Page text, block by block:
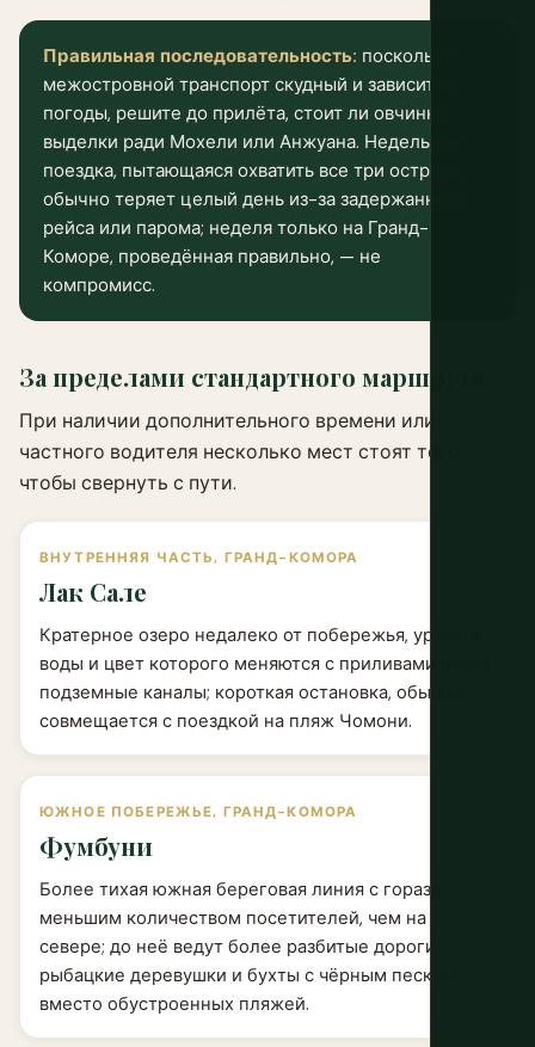
Правильная последовательность: поскольку
межостровной транспорт скудный и зависит от
погоды, решите до прилёта, стоит ли овчинка
выделки ради Мохели или Анжуана. Недельная
поездка, пытающаяся охватить все три острова,
обычно теряет целый день из-за задержанного
рейса или парома; неделя только на Гранд-
Коморе, проведённая правильно, — не
компромисс.
За пределами стандартного маршрута
При наличии дополнительного времени или
частного водителя несколько мест стоят того,
чтобы свернуть с пути.
ВНУТРЕННЯЯ ЧАСТЬ, ГРАНД-КОМОРА
Лак Сале
Кратерное озеро недалеко от побережья, уровень
воды и цвет которого меняются с приливами через
подземные каналы; короткая остановка, обычно
совмещается с поездкой на пляж Чомони.
ЮЖНОЕ ПОБЕРЕЖЬЕ, ГРАНД-КОМОРА
Фумбуни
Более тихая южная береговая линия с гораздо
меньшим количеством посетителей, чем на
севере; до неё ведут более разбитые дороги;
рыбацкие деревушки и бухты с чёрным песком
вместо обустроенных пляжей.